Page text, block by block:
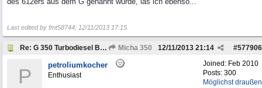
Last edited by fmt58744; 12/11/2013 17:15
Re: G 350 Turbodiesel Brabus Intercooler Micha 350 #577906
12/11/2013 21:14
Joined: Feb 2010
Posts: 300
Möglichst draußen
P petroliumkocher
Enthusiast